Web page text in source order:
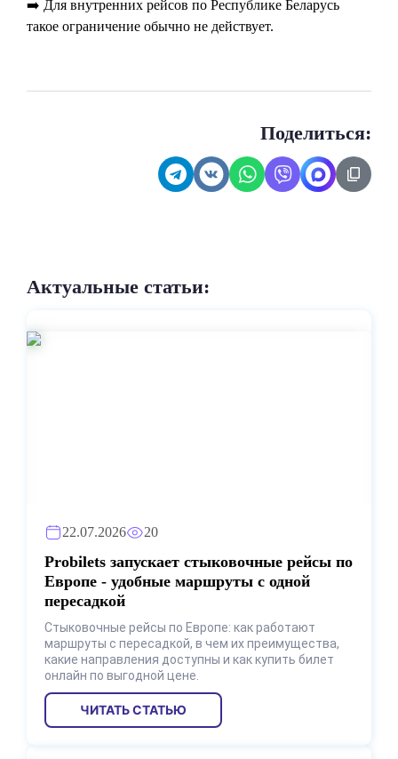
➡️ Для внутренних рейсов по Республике Беларусь
такое ограничение обычно не действует.
Поделиться:
Актуальные статьи:
22.07.2026 20
Probilets запускает стыковочные рейсы по
Европе - удобные маршруты с одной
пересадкой
Стыковочные рейсы по Европе: как работают
маршруты с пересадкой, в чем их преимущества,
какие направления доступны и как купить билет
онлайн по выгодной цене.
ЧИТАТЬ СТАТЬЮ